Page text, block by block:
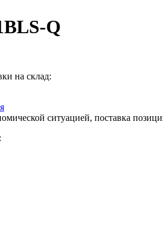
Q
на склад:
ситуацией, поставка